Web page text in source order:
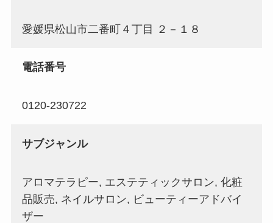
愛媛県松山市二番町４丁目 ２－１８
電話番号
0120-230722
サブジャンル
アロマテラピー, エステティックサロン, 化粧
品販売, ネイルサロン, ビューティーアドバイ
ザー